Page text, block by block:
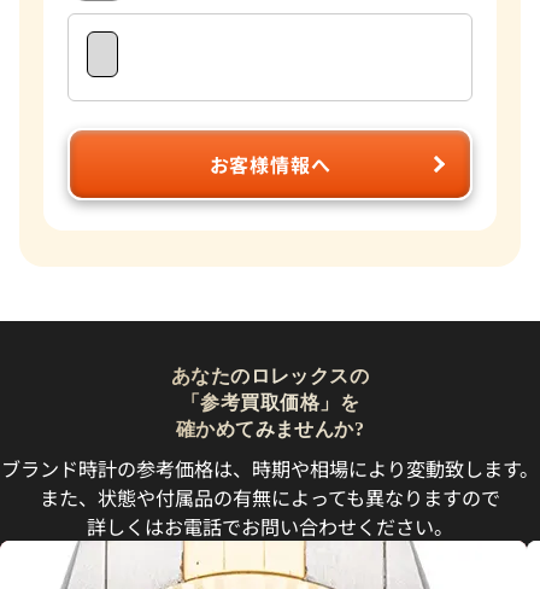
お客様情報へ
あなたのロレックスの
「参考買取価格」を
確かめてみませんか?
ブランド時計の参考価格は、時期や相場により変動致します。
また、状態や付属品の有無によっても異なりますので
詳しくはお電話でお問い合わせください。